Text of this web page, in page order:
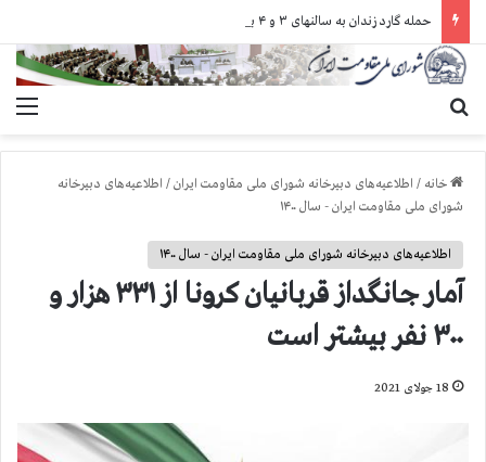
خانه / اطلاعیه‌های دبیرخانه شورای ملی مقاومت ایران/ اطلاعیه‌های دبیرخانه
شورای ملی مقاومت ایران - سال ۱۴۰۰
اطلاعیه‌های دبیرخانه شورای ملی مقاومت ایران - سال ۱۴۰۰
آمار جانگداز قربانيان كرونا از ۳۳۱ هزار و
۳۰۰ نفر بيشتر است
18 جولای 2021